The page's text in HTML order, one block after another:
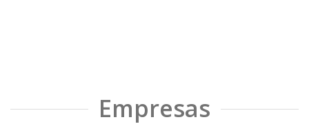
Empresas